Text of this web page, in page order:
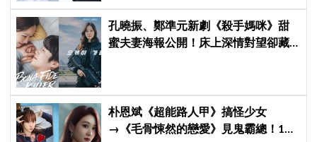
孔曉振、鄭準元新劇《殺手媽咪》甜
蜜夫妻海報公開！床上深情對望卻藏
朴恩斌《超能路人甲》搞怪少女
→《毛骨悚然的戀愛》見鬼霸總！180